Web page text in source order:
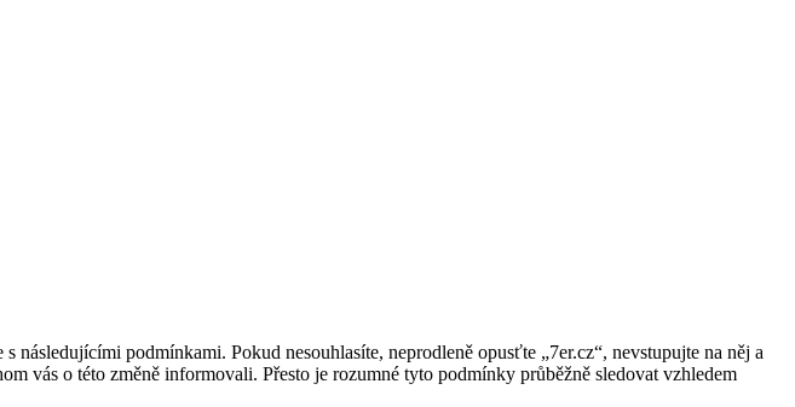
následujícími podmínkami. Pokud nesouhlasíte, neprodleně opusťte „7er.cz“, nevstupujte na něj a
vás o této změně informovali. Přesto je rozumné tyto podmínky průběžně sledovat vzhledem